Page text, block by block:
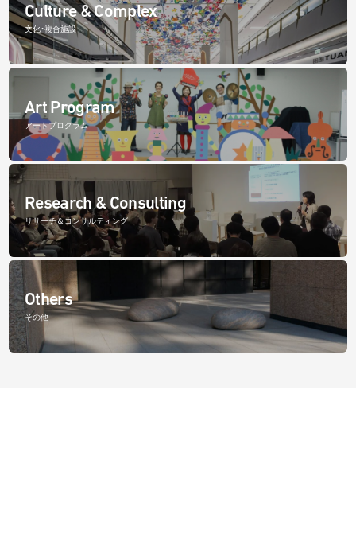
Culture & Complex
文化・複合施設
Art Program
アートプログラム
Research & Consulting
リサーチ＆コンサルティング
Others
その他